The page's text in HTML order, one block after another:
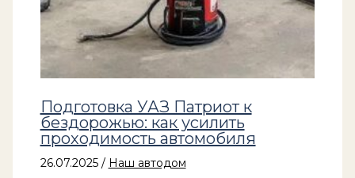
Подготовка УАЗ Патриот к
бездорожью: как усилить
проходимость автомобиля
26.07.2025 / Наш автодом